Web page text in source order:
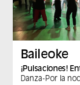
Baileoke
¡Pulsaciones!
Danza-Por la